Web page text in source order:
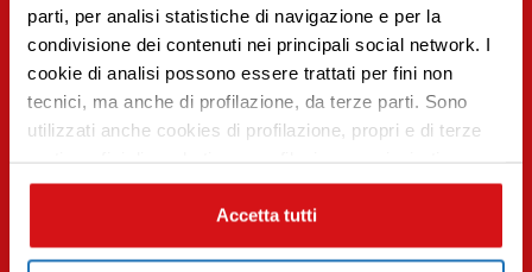
parti, per analisi statistiche di navigazione e per la
condivisione dei contenuti nei principali social network. I
cookie di analisi possono essere trattati per fini non
tecnici, ma anche di profilazione, da terze parti. Sono
utilizzati anche cookies di profilazione, propri e di terze
contenuti mirati sulle tue preferenze e i tuoi interessi. Se
CHIUDI questo banner, saranno utilizzati soltanto
cookies tecnici. Seleziona i pulsanti sottostanti per
Accetta tutti
Premi INVIO per cercare o ESC per uscire